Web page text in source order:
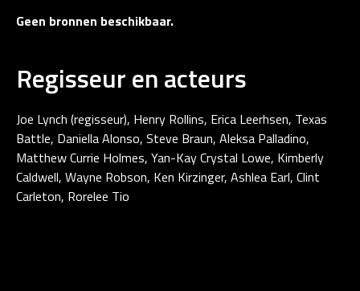
Geen bronnen beschikbaar.
Regisseur en acteurs
Joe Lynch (regisseur), Henry Rollins, Erica Leerhsen, Texas
Battle, Daniella Alonso, Steve Braun, Aleksa Palladino,
Matthew Currie Holmes, Yan-Kay Crystal Lowe, Kimberly
Caldwell, Wayne Robson, Ken Kirzinger, Ashlea Earl, Clint
Carleton, Rorelee Tio